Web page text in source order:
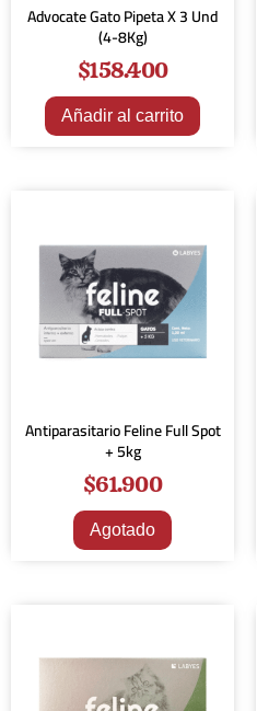
Advocate Gato Pipeta X 3 Und
(4-8Kg)
$158.400
Añadir al carrito
Antiparasitario Feline Full Spot
+ 5kg
$61.900
Agotado